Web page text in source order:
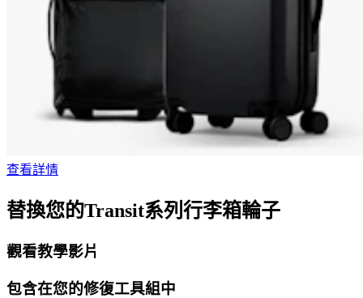
查看詳情
替換您的Transit系列行李箱輪子
觀看教學影片
包含在您的修復工具組中